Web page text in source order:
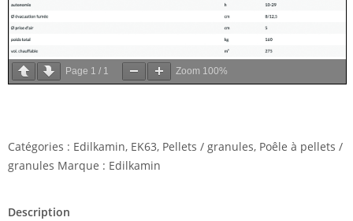
Page 1 / 1 Zoom 100%
Catégories : Edilkamin, EK63, Pellets / granules, Poêle à pellets /
granules Marque : Edilkamin
Description